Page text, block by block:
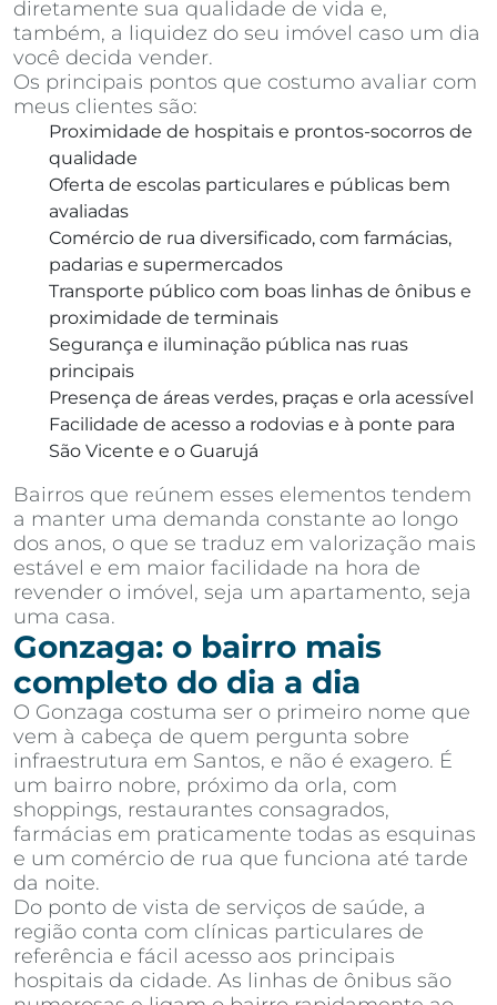
diretamente sua qualidade de vida e,
também, a liquidez do seu imóvel caso um dia
você decida vender.
Os principais pontos que costumo avaliar com
meus clientes são:
Proximidade de hospitais e prontos-socorros de
qualidade
Oferta de escolas particulares e públicas bem
avaliadas
Comércio de rua diversificado, com farmácias,
padarias e supermercados
Transporte público com boas linhas de ônibus e
proximidade de terminais
Segurança e iluminação pública nas ruas
principais
Presença de áreas verdes, praças e orla acessível
Facilidade de acesso a rodovias e à ponte para
São Vicente e o Guarujá
Bairros que reúnem esses elementos tendem
a manter uma demanda constante ao longo
dos anos, o que se traduz em valorização mais
estável e em maior facilidade na hora de
revender o imóvel, seja um apartamento, seja
uma casa.
Gonzaga: o bairro mais
completo do dia a dia
O Gonzaga costuma ser o primeiro nome que
vem à cabeça de quem pergunta sobre
infraestrutura em Santos, e não é exagero. É
um bairro nobre, próximo da orla, com
shoppings, restaurantes consagrados,
farmácias em praticamente todas as esquinas
e um comércio de rua que funciona até tarde
da noite.
Do ponto de vista de serviços de saúde, a
região conta com clínicas particulares de
referência e fácil acesso aos principais
hospitais da cidade. As linhas de ônibus são